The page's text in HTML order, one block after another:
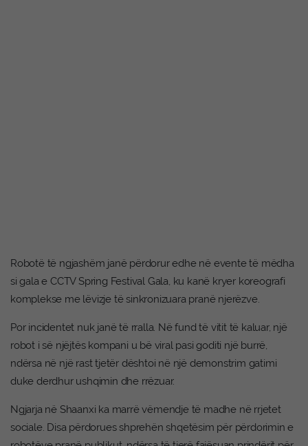
Robotë të ngjashëm janë përdorur edhe në evente të mëdha
si gala e CCTV Spring Festival Gala, ku kanë kryer koreografi
komplekse me lëvizje të sinkronizuara pranë njerëzve.
Por incidentet nuk janë të rralla. Në fund të vitit të kaluar, një
robot i së njëjtës kompani u bë viral pasi goditi një burrë,
ndërsa në një rast tjetër dështoi në një demonstrim gatimi
duke derdhur ushqimin dhe rrëzuar.
Ngjarja në Shaanxi ka marrë vëmendje të madhe në rrjetet
sociale. Disa përdorues shprehën shqetësim për përdorimin e